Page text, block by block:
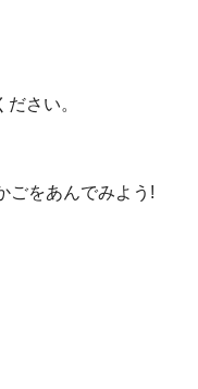
さい。
ごをあんでみよう!